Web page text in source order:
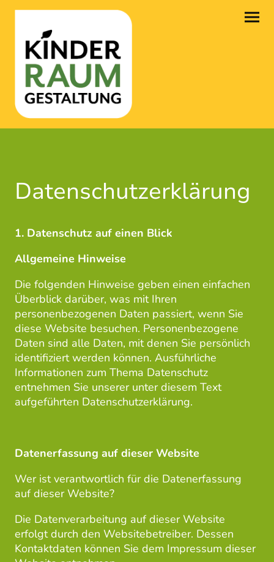
Datenschutzerklärung
1. Datenschutz auf einen Blick
Allgemeine Hinweise
Die folgenden Hinweise geben einen einfachen
Überblick darüber, was mit Ihren
personenbezogenen Daten passiert, wenn Sie
diese Website besuchen. Personenbezogene
Daten sind alle Daten, mit denen Sie persönlich
identifiziert werden können. Ausführliche
Informationen zum Thema Datenschutz
entnehmen Sie unserer unter diesem Text
aufgeführten Datenschutzerklärung.
Datenerfassung auf dieser Website
Wer ist verantwortlich für die Datenerfassung
auf dieser Website?
Die Datenverarbeitung auf dieser Website
erfolgt durch den Websitebetreiber. Dessen
Kontaktdaten können Sie dem Impressum dieser